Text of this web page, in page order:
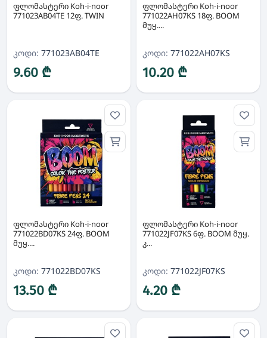
ფლომასტერი Koh-i-noor
771023AB04TE 12ფ. TWIN
კოდი: 771023AB04TE
9.60 ₾
ფლომასტერი Koh-i-noor
771022AH07KS 18ფ. BOOM
მუყ....
კოდი: 771022AH07KS
10.20 ₾
ფლომასტერი Koh-i-noor
771022BD07KS 24ფ. BOOM
მუყ....
კოდი: 771022BD07KS
13.50 ₾
ფლომასტერი Koh-i-noor
771022JF07KS 6ფ. BOOM მუყ.
კ...
კოდი: 771022JF07KS
4.20 ₾